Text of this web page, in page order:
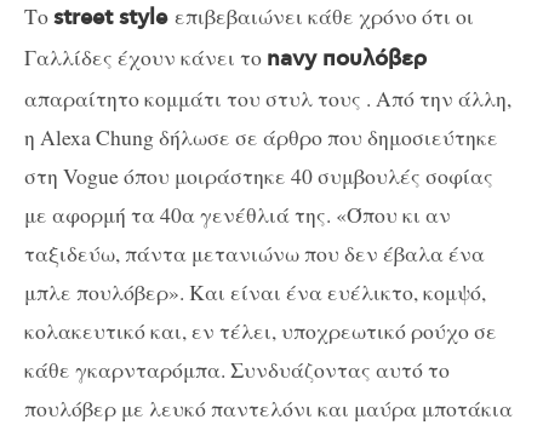
Τοstreet styleεπιβεβαιώνει κάθε χρόνο ότι οι
Γαλλίδες έχουν κάνει το navy πουλόβερ
απαραίτητο κομμάτι του στυλ τους . Από την άλλη,
η Alexa Chung δήλωσε σε άρθρο που δημοσιεύτηκε
στη Vogue όπου μοιράστηκε 40 συμβουλές σοφίας
με αφορμή τα 40α γενέθλιά της. «Όπου κι αν
ταξιδεύω, πάντα μετανιώνω που δεν έβαλα ένα
μπλε πουλόβερ». Και είναι ένα ευέλικτο, κομψό,
κολακευτικό και, εν τέλει, υποχρεωτικό ρούχο σε
κάθε γκαρνταρόμπα. Συνδυάζοντας αυτό το
πουλόβερ με λευκό παντελόνι και μαύρα μποτάκια